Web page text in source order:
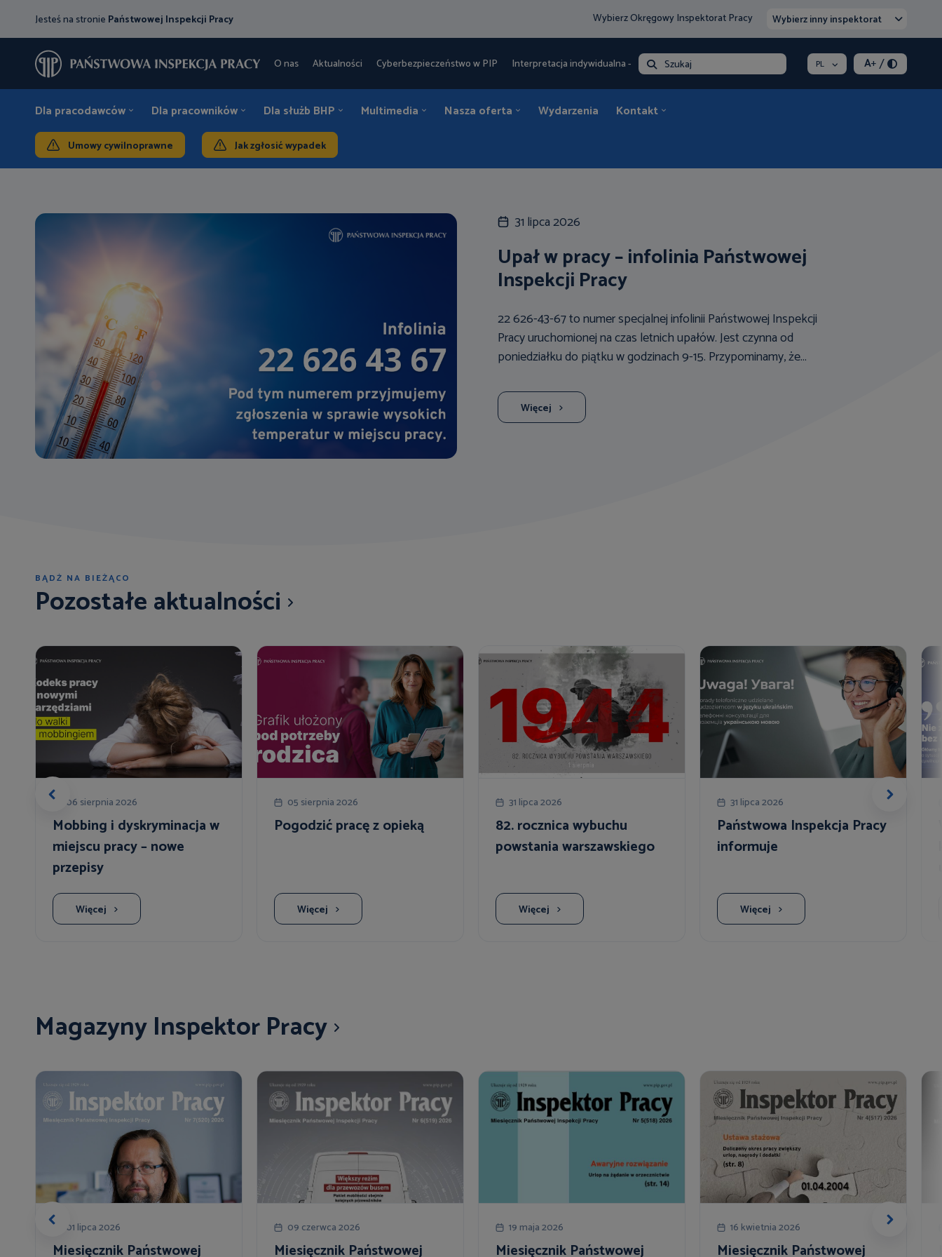
Jesteś na stronie Państwowej Inspekcji Pracy Wybierz Okręgowy Inspektorat Pracy Wybierz inny inspektorat
O nas Aktualności Cyberbezpieczeństwo w PIP Interpretacja indywidualna - opłata Szukaj PL A+/
Dla pracodawców Dla pracowników Dla służb BHP Multimedia Nasza oferta Wydarzenia Kontakt
Umowy cywilnoprawne Jak zgłosić wypadek
31 lipca 2026
Upał w pracy – infolinia Państwowej
Inspekcji Pracy
22 626-43-67 to numer specjalnej infolinii Państwowej Inspekcji
Pracy uruchomionej na czas letnich upałów. Jest czynna od
poniedziałku do piątku w godzinach 9-15. Przypominamy, że...
Więcej
BĄDŹ NA BIEŻĄCO
Pozostałe aktualności
06 sierpnia 2026
Mobbing i dyskryminacja w
miejscu pracy – nowe
przepisy
Więcej
05 sierpnia 2026
Pogodzić pracę z opieką
Więcej
31 lipca 2026
82. rocznica wybuchu
powstania warszawskiego
Więcej
31 lipca 2026
Państwowa Inspekcja Pracy
informuje
Więcej
Magazyny Inspektor Pracy
01 lipca 2026
Miesięcznik Państwowej
09 czerwca 2026
Miesięcznik Państwowej
19 maja 2026
Miesięcznik Państwowej
16 kwietnia 2026
Miesięcznik Państwowej